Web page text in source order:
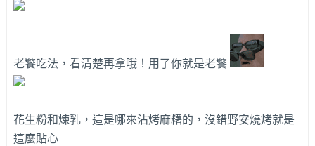
老饕吃法，看清楚再拿哦！用了你就是老饕
花生粉和煉乳，這是哪來沾烤麻糬的，沒錯野安燒烤就是
這麼貼心